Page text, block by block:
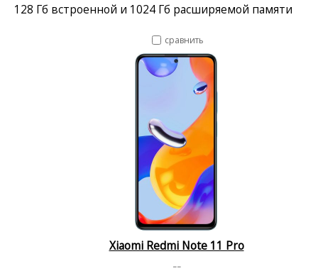
128 Гб встроенной и 1024 Гб расширяемой памяти
сравнить
Xiaomi Redmi Note 11 Pro
--